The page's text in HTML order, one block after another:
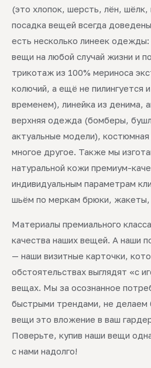
(это хлопок, шерсть, лён, шёлк,
посадка вещей всегда
есть несколько линеек
вещи на любой случай жизни и
трикотаж из 100% мериноса
колючий, а ещё не пилингуется
временем), линейка из денима,
верхняя одежда (бомберы,
актуальные модели), костюмная
многое другое. Также мы
натуральной кожи премиум-
индивидуальным параметрам
шьём по меркам брюки,
Материалы премиального
качества наших вещей. А наши
— наши визитные карточки,
обстоятельствах выглядят «с
вещах. Мы за осознанное
быстрыми трендами, не делаем
вещи это вложение в ваш
Поверьте, купив наши вещи
с нами надолго!